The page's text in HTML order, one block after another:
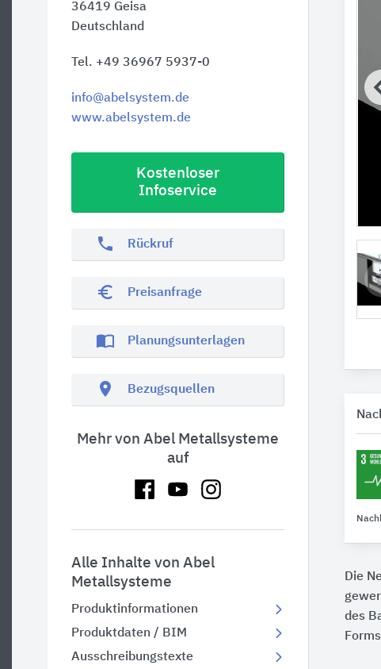
36419 Geisa
Deutschland
Tel. +49 36967 5937-0
info@abelsystem.de
www.abelsystem.de
Kostenloser
Infoservice
phone Rückruf
euro_symbol Preisanfrage
import_contacts Planungsunterlagen
location_on Bezugsquellen
Mehr von Abel Metallsysteme
auf
Alle Inhalte von Abel
Metallsysteme
Produktinformationen
Produktdaten / BIM
Ausschreibungstexte
Die
des